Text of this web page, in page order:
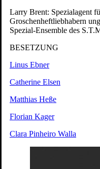
Larry Brent: Spezialagent
Groschenheftliebhabern
Spezial-Ensemble des
BESETZUNG
Linus Ebner
Catherine Elsen
Matthias Heße
Florian Kager
Clara Pinheiro Walla
Jubiläumsparty 20
Tickets
Premiere 7. Jul. 2026
Was das Nashorn sah,
Premiere
Ruf des Lebens
Tickets
34. Penguin’s Days
Tickets
Café Matinée
Tickets
Café Matinée –